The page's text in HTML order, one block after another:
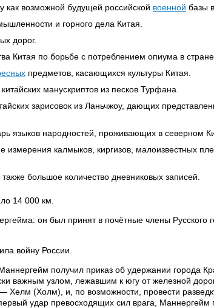
как возможной будущей российской военной базы
и горного дела Китая.
дорог.
Китая по борьбе с потреблением опиума в стране.
предметов, касающихся культуры Китая.
манускриптов из песков Турфана.
зарисовок из Ланьчжоу, дающих
языков народностей, проживающих в северном
измерения калмыков, киргизов, малоизвестных
большое количество дневниковых записей.
14 000 км.
он был принят в почётные члены Русского
войну России.
получил приказ об удержании города
важным узлом, лежавшим к югу от железной
(Холм), и, по возможности, провести
удар превосходящих сил врага,